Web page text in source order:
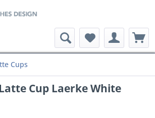
Cups
Latte Cup Laerke White